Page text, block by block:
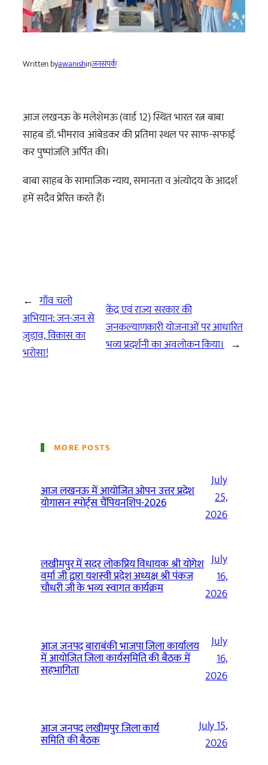
Written byawanishinजनसंपर्क
आज लखनऊ के मलेशेमऊ (वार्ड 12) स्थित भारत रत्न बाबा
साहब डॉ. भीमराव आंबेडकर की प्रतिमा स्थल पर साफ-सफाई
कर पुष्पांजलि अर्पित की।
बाबा साहब के सामाजिक न्याय, समानता व अंत्योदय के आदर्श
हमें सदैव प्रेरित करते हैं।
← गाँव चलो
अभियान: जन-जन से
जुड़ाव, विकास का
भरोसा!
केंद्र एवं राज्य सरकार की
जनकल्याणकारी योजनाओं पर आधारित
भव्य प्रदर्शनी का अवलोकन किया। →
MORE POSTS
आज लखनऊ में आयोजित ओपन उत्तर प्रदेश
योगासन स्पोर्ट्स चैंपियनशिप-2026
July
25,
2026
लखीमपुर में सदर लोकप्रिय विधायक श्री योगेश
वर्मा जी द्वारा यशस्वी प्रदेश अध्यक्ष श्री पंकज
चौधरी जी के भव्य स्वागत कार्यक्रम
July
16,
2026
आज जनपद बाराबंकी भाजपा जिला कार्यालय
में आयोजित जिला कार्यसमिति की बैठक में
सहभागिता
July
16,
2026
आज जनपद लखीमपुर जिला कार्य
समिति की बैठक
July 15,
2026